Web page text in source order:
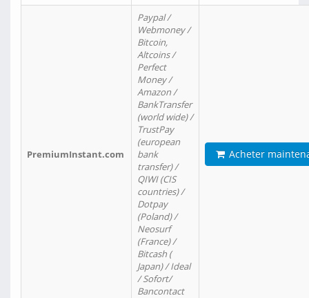
PremiumInstant.com
Paypal /
Webmoney /
Bitcoin,
Altcoins /
Perfect
Money /
Amazon /
BankTransfer
(world wide) /
TrustPay
(european
bank
transfer) /
QIWI (CIS
countries) /
Dotpay
(Poland) /
Neosurf
(France) /
Bitcash (
Japan) / Ideal
/ Sofort/
Bancontact
Acheter